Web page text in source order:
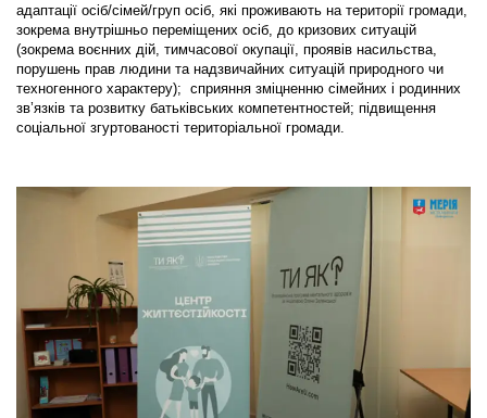
адаптації осіб/сімей/груп осіб, які проживають на території громади,
зокрема внутрішньо переміщених осіб, до кризових ситуацій
(зокрема воєнних дій, тимчасової окупації, проявів насильства,
порушень прав людини та надзвичайних ситуацій природного чи
техногенного характеру); сприяння зміцненню сімейних і родинних
зв’язків та розвитку батьківських компетентностей; підвищення
соціальної згуртованості територіальної громади.